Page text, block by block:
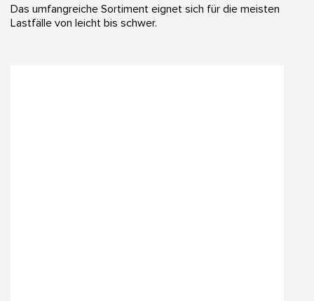
Das umfangreiche Sortiment eignet sich für die meisten
Lastfälle von leicht bis schwer.